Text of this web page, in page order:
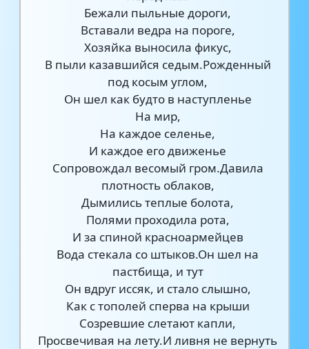
Бежали пыльные дороги,
Вставали ведра на пороге,
Хозяйка выносила фикус,
В пыли казавшийся седым.Рожденный
под косым углом,
Он шел как будто в наступленье
На мир,
На каждое селенье,
И каждое его движенье
Сопровождал весомый гром.Давила
плотность облаков,
Дымились теплые болота,
Полями проходила рота,
И за спиной красноармейцев
Вода стекала со штыков.Он шел на
пастбища, и тут
Он вдруг иссяк, и стало слышно,
Как с тополей сперва на крыши
Созревшие слетают капли,
Просвечивая на лету.И ливня не вернуть